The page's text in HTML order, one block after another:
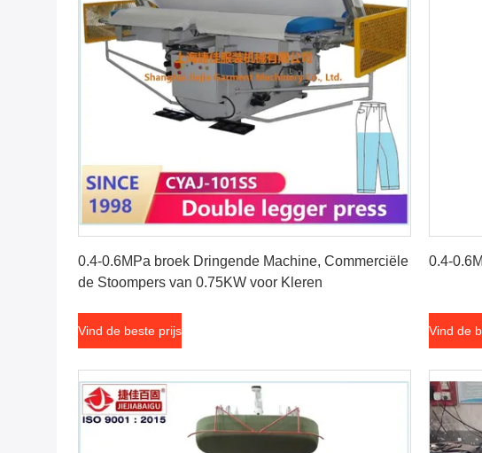
0.4-0.6MPa broek Dringende Machine, Commerciële
de Stoompers van 0.75KW voor Kleren
Vind de beste prijs
0.4-
Vind de